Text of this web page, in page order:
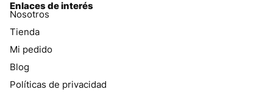
Enlaces de interés
Nosotros
Tienda
Mi pedido
Blog
Políticas de privacidad